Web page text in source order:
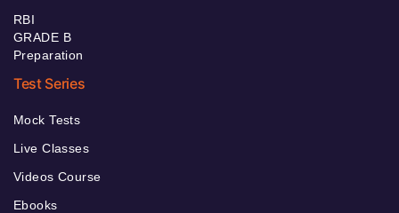
RBI
GRADE B
Preparation
Test Series
Mock Tests
Live Classes
Videos Course
Ebooks